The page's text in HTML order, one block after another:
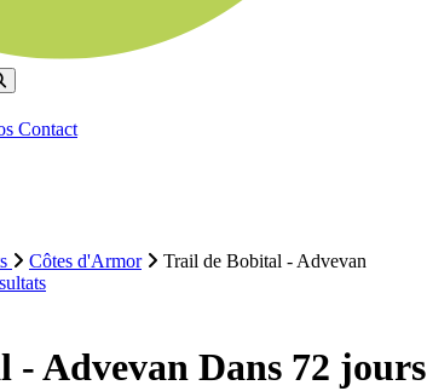
Contact
Côtes d'Armor
Trail de Bobital - Advevan
- Advevan Dans 72 jours